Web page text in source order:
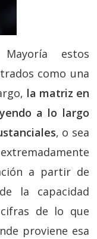
estos
como una
la matriz en
a lo largo
, o sea
a partir de
la capacidad
de lo que
proviene esa